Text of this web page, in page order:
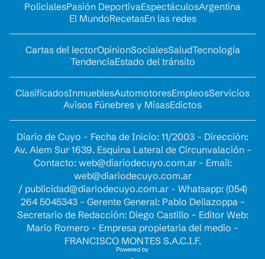
PolicialesPasión DeportivaEspectáculosArgentina
El MundoRecetasEn las redes
Cartas del lectorOpinionSocialesSaludTecnología
TendenciaEstado del tránsito
ClasificadosInmueblesAutomotoresEmpleosServicios
Avisos Fúnebres y MisasEdictos
Diario de Cuyo - Fecha de Inicio: 11/2003 - Dirección:
Av. Alem Sur 1639. Esquina Lateral de Circunvalación -
Contacto: web@diariodecuyo.com.ar- Email:
web@diariodecuyo.com.ar
/ publicidad@diariodecuyo.com.ar- Whatsapp: (054)
264 5045343 - Gerente General: Pablo Dellazoppa -
Secretario de Redacción: Diego Castillo - Editor Web:
Mario Romero - Empresa propietaria del medio -
FRANCISCO MONTES S.A.C.I.F.